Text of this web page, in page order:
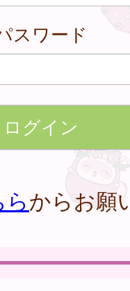
スワード
からお願